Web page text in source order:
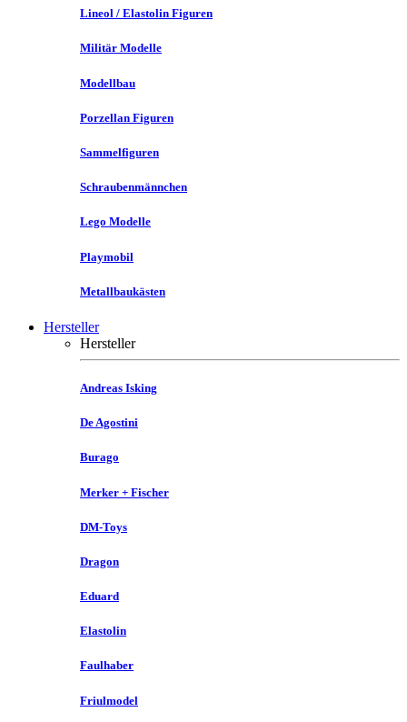
Lineol / Elastolin Figuren
Militär Modelle
Modellbau
Porzellan Figuren
Sammelfiguren
Schraubenmännchen
Lego Modelle
Playmobil
Metallbaukästen
Hersteller
Hersteller
Andreas Isking
De Agostini
Burago
Merker + Fischer
DM-Toys
Dragon
Eduard
Elastolin
Faulhaber
Friulmodel